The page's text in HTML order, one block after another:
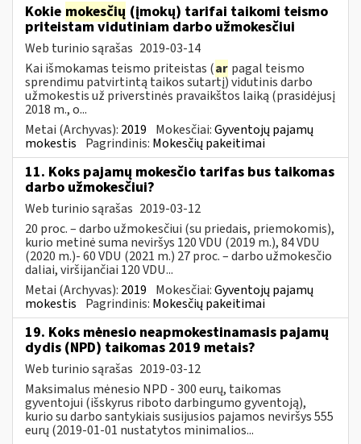
Kokie mokesčių (įmokų) tarifai taikomi teismo
priteistam vidutiniam darbo užmokesčiui
Web turinio sąrašas 2019-03-14
Kai išmokamas teismo priteistas (ar pagal teismo
sprendimu patvirtintą taikos sutartį) vidutinis darbo
užmokestis už priverstinės pravaikštos laiką (prasidėjusį
2018 m., o...
Metai (Archyvas): 2019 Mokesčiai:Gyventojų pajamų
mokestis Pagrindinis: Mokesčių pakeitimai
11. Koks pajamų mokesčio tarifas bus taikomas
darbo užmokesčiui?
Web turinio sąrašas 2019-03-12
20 proc. – darbo užmokesčiui (su priedais, priemokomis),
kurio metinė suma neviršys 120 VDU (2019 m.), 84 VDU
(2020 m.)- 60 VDU (2021 m.) 27 proc. – darbo užmokesčio
daliai, viršijančiai 120 VDU...
Metai (Archyvas): 2019 Mokesčiai:Gyventojų pajamų
mokestis Pagrindinis: Mokesčių pakeitimai
19. Koks mėnesio neapmokestinamasis pajamų
dydis (NPD) taikomas 2019 metais?
Web turinio sąrašas 2019-03-12
Maksimalus mėnesio NPD - 300 eurų, taikomas
gyventojui (išskyrus riboto darbingumo gyventoją),
kurio su darbo santykiais susijusios pajamos neviršys 555
eurų (2019-01-01 nustatytos minimalios...